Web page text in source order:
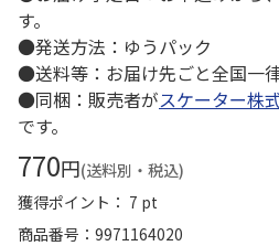
す。
●発送方法：ゆうパック
●送料等：お届け先ごと全国一
●同梱：販売者がスケーター株
です。
770円(送料別・税込)
獲得ポイント： 7 pt
商品番号
9971164020